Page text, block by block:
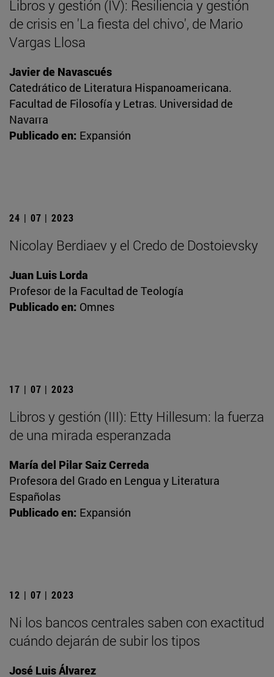
Libros y gestión (IV): Resiliencia y gestión
de crisis en 'La fiesta del chivo', de Mario
Vargas Llosa
Javier de Navascués
Catedrático de Literatura Hispanoamericana.
Facultad de Filosofía y Letras. Universidad de
Navarra
Publicado en: Expansión
24 | 07 | 2023
Nicolay Berdiaev y el Credo de Dostoievsky
Juan Luis Lorda
Profesor de la Facultad de Teología
Publicado en: Omnes
17 | 07 | 2023
Libros y gestión (III): Etty Hillesum: la fuerza
de una mirada esperanzada
María del Pilar Saiz Cerreda
Profesora del Grado en Lengua y Literatura
Españolas
Publicado en: Expansión
12 | 07 | 2023
Ni los bancos centrales saben con exactitud
cuándo dejarán de subir los tipos
José Luis Álvarez